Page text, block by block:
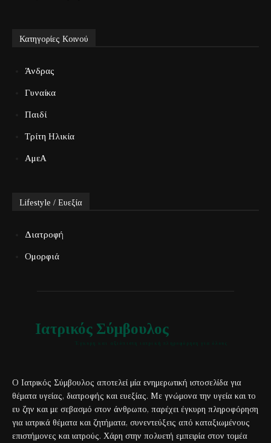
Κατηγορίες Κοινού
Άνδρας
Γυναίκα
Παιδί
Τρίτη Ηλικία
ΑμεΑ
Lifestyle / Ευεξία
Διατροφή
Ομορφιά
Ιατρικός Σύμβουλος
Ο Ιατρικός Σύμβουλος αποτελεί μία ενημερωτική ιστοσελίδα για
θέματα υγείας, διατροφής και ευεξίας. Με γνώμονα την υγεία και το
ευ ζην και με σεβασμό στον άνθρωπο, παρέχει έγκυρη πληροφόρηση
για ιατρικά θέματα και ζητήματα, συνεντεύξεις από καταξιωμένους
επιστήμονες και ιατρούς. Χάρη στην πολυετή εμπειρία στον τομέα